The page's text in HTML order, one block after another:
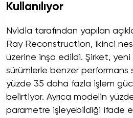
Kullanılıyor
Nvidia tarafından yapılan
Ray Reconstruction, ikinci
üzerine inşa edildi. Şirket,
sürümlerle benzer performans
yüzde 35 daha fazla işlem
belirtiyor. Ayrıca modelin
parametre işleyebildiği ifade